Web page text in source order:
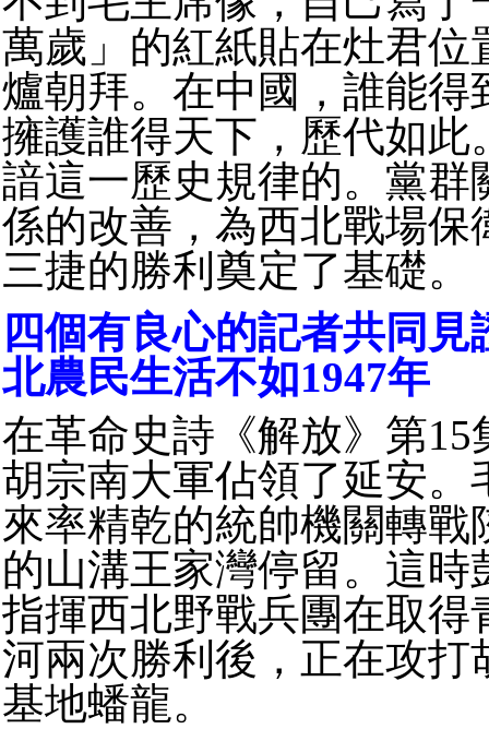
萬歲」的紅紙貼在灶君位
爐朝拜。在中國，誰能得
擁護誰得天下，歷代如此
諳這一歷史規律的。黨群
係的改善，為西北戰場保
三捷的勝利奠定了基礎。
四個有良心的記者共同見
北農民生活不如1947年
在革命史詩《解放》第15
胡宗南大軍佔領了延安。
來率精乾的統帥機關轉戰
的山溝王家灣停留。這時
指揮西北野戰兵團在取得
河兩次勝利後，正在攻打
基地蟠龍。